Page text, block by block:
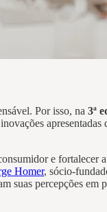
Por isso, na 3ª
apresentadas
e fortalecer
Homer, sócio-
suas percepções em